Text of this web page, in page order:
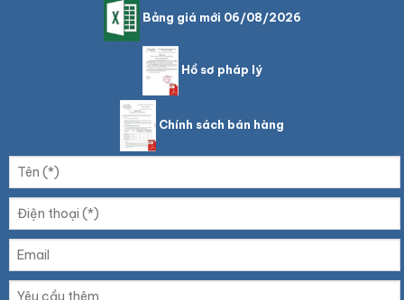
Bảng giá mới 06/08/2026
Hồ sơ pháp lý
Chính sách bán hàng